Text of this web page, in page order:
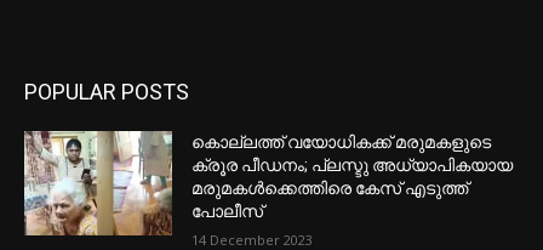
POPULAR POSTS
കൊല്ലത്ത് വയോധികക്ക് മരുമകളുടെ
ക്രൂര പീഡനം; പ്ലസ്ടു അധ്യാപികയായ
മരുമകൾക്കെത്തിരെ കേസ് എടുത്ത്
പോലീസ്
14 December 2023